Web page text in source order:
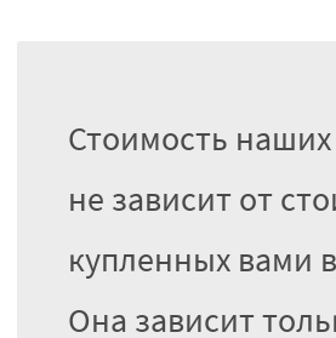
Стоимость наших
не зависит от
купленных вами
Она зависит